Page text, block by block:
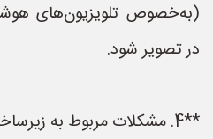
(به‌خصوص تلویزیون‌های
در تصویر شود.
**4. مشکلات مربوط به زیرساخت پخش:**